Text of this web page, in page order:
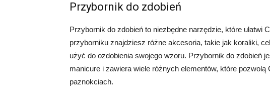
Przybornik do zdobień
Przybornik do zdobień to niezbędne narzędzie, które ułatwi
przyborniku znajdziesz różne akcesoria, takie jak koraliki,
użyć do ozdobienia swojego wzoru. Przybornik do zdobień
manicure i zawiera wiele różnych elementów, które
paznokciach.